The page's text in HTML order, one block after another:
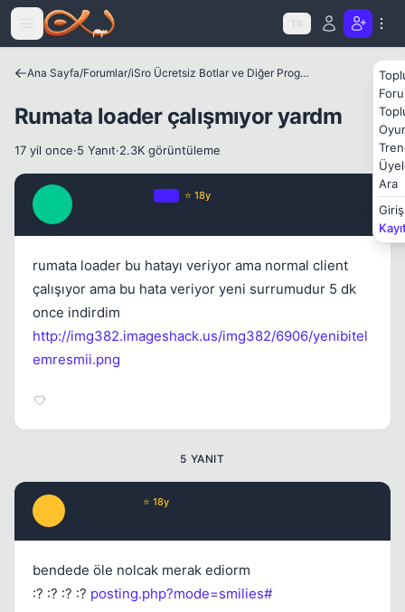
Icerige atla
TR
Ara
Giriş
Ana Sayfa/Forumlar/ iSro Ücretsiz Botlar ve Diğer Programlar
Rumata loader çalışmıyor yardm
17 yil once·5 Yanıt·2.3K görüntüleme
⭐ 18y
rumata loader bu hatayı veriyor ama normal client
çalışıyor ama bu hata veriyor yeni surrumudur 5 dk
once indirdim
http://img382.imageshack.us/img382/6906/yenibitel
emresmii.png
5 YANIT
⭐ 18y
bendede öle nolcak merak ediorm
:? :? :? :? posting.php?mode=smilies#
Kapat